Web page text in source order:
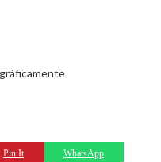
Pin It WhatsApp